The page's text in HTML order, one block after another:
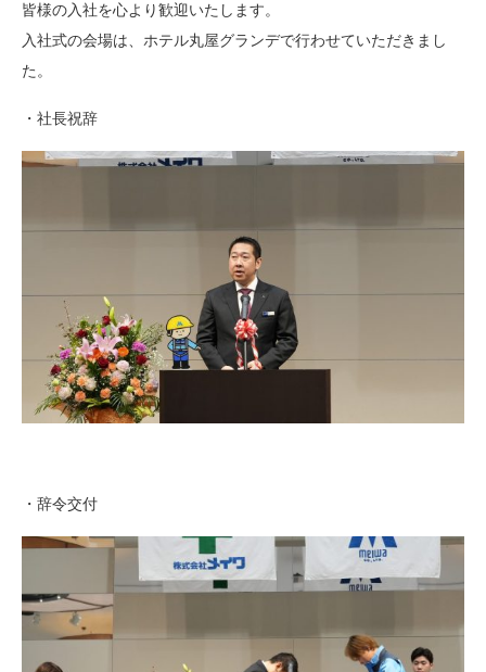
皆様の入社を心より歓迎いたします。
入社式の会場は、ホテル丸屋グランデで行わせていただきまし
た。
・社長祝辞
・辞令交付